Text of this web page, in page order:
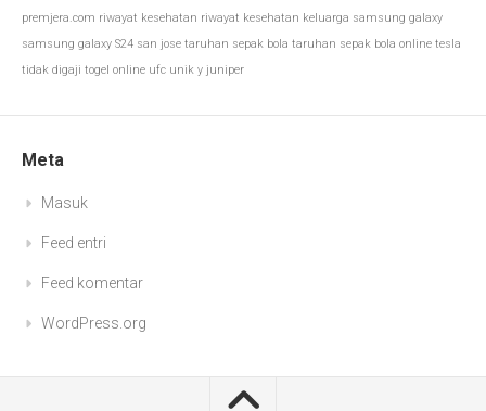
premjera.com riwayat kesehatan riwayat kesehatan keluarga samsung galaxy
samsung galaxy S24 san jose taruhan sepak bola taruhan sepak bola online tesla
tidak digaji togel online ufc unik y juniper
Meta
Masuk
Feed entri
Feed komentar
WordPress.org